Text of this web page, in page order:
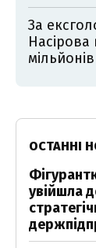
За
Насірова
ОСТАННІ
увійшла